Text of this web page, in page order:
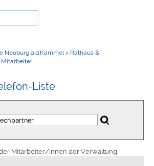
Neuburg a.d.Kammel > Rathaus &
Mitarbeiter
Liste
Mitarbeiter/innen der Verwaltung